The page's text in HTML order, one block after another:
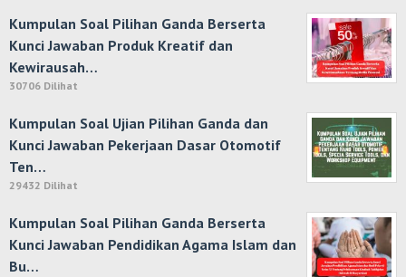
Kumpulan Soal Pilihan Ganda Berserta
Kunci Jawaban Produk Kreatif dan
Kewirausah…
30706 Dilihat
Kumpulan Soal Ujian Pilihan Ganda dan
Kunci Jawaban Pekerjaan Dasar Otomotif
Ten…
29432 Dilihat
Kumpulan Soal Pilihan Ganda Berserta
Kunci Jawaban Pendidikan Agama Islam dan
Bu…